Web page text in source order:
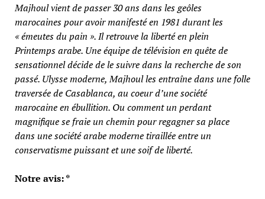
Majhoul vient de passer 30 ans dans les geôles
marocaines pour avoir manifesté en 1981 durant les
« émeutes du pain ». Il retrouve la liberté en plein
Printemps arabe. Une équipe de télévision en quête de
sensationnel décide de le suivre dans la recherche de son
passé. Ulysse moderne, Majhoul les entraîne dans une folle
traversée de Casablanca, au coeur d’une société
marocaine en ébullition. Ou comment un perdant
magnifique se fraie un chemin pour regagner sa place
dans une société arabe moderne tiraillée entre un
conservatisme puissant et une soif de liberté.
Notre avis: *